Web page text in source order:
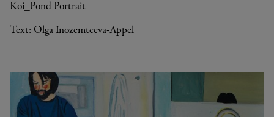
Koi_Pond Portrait
Text: Olga Inozemtceva-Appel